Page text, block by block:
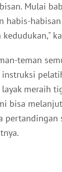
Mulai
habis-
teman
layak meraih
bisa
pertandingan